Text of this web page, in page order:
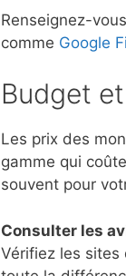
Renseignez-
comme Google
Budget
Les prix des
gamme qui
souvent pour
Consulter les
Vérifiez les sites